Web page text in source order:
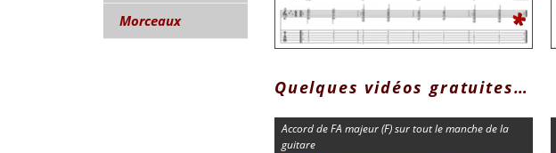
Morceaux
*
Quelques vidéos gratuites…
Accord de FA majeur (F) sur tout le manche de la
guitare